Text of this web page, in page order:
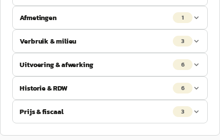
Afmetingen 1
Verbruik & milieu 3
Uitvoering & afwerking 6
Historie & RDW 6
Prijs & fiscaal 3